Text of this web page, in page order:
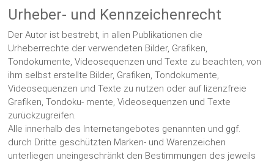
Urheber- und Kennzeichenrecht
Der Autor ist bestrebt, in allen Publikationen die
Urheberrechte der verwendeten Bilder, Grafiken,
Tondokumente, Videosequenzen und Texte zu beachten, von
ihm selbst erstellte Bilder, Grafiken, Tondokumente,
Videosequenzen und Texte zu nutzen oder auf lizenzfreie
Grafiken, Tondoku- mente, Videosequenzen und Texte
zurückzugreifen.
Alle innerhalb des Internetangebotes genannten und ggf.
durch Dritte geschützten Marken- und Warenzeichen
unterliegen uneingeschränkt den Bestimmungen des jeweils